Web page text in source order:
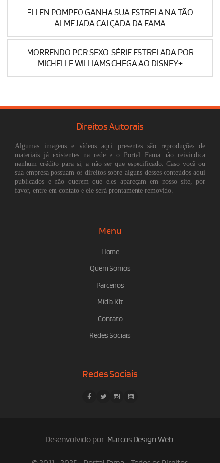
ELLEN POMPEO GANHA SUA ESTRELA NA TÃO
ALMEJADA CALÇADA DA FAMA
MORRENDO POR SEXO: SÉRIE ESTRELADA POR
MICHELLE WILLIAMS CHEGA AO DISNEY+
Direitos Autorais
Algumas imagens e vídeos aqui presentes são reproduções de
materiais já existentes na rede e o Portal Fama não reivindica
nenhum crédito para si, a não ser que especificado. Caso você ou
sua empresa possuam os direitos sobre alguns desses conteúdos aqui
publicados e não querem que eles apareçam em nosso site, por
favor, entre em contato e ele será prontamente removido.
Menu
Home
Quem Somos
Parceiros
Mídia Kit
Contato
Redes Sociais
Redes Sociais
Desenvolvido por: Marcos Design Web.